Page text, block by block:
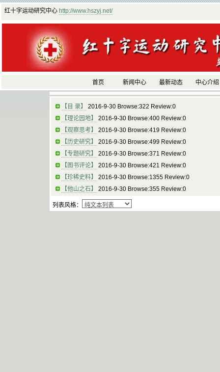
红十字运动研究中心 http://www.hszyj.net/
首页 新闻中心 最新动态 中心介绍
【目 录】
2016-9-30 Browse:322 Review:0
【理论园地】
2016-9-30 Browse:400 Review:0
【观察思考】
2016-9-30 Browse:419 Review:0
【历史研究】
2016-9-30 Browse:499 Review:0
【专题研究】
2016-9-30 Browse:371 Review:0
【图书评论】
2016-9-30 Browse:421 Review:0
【珍稀史料】
2016-9-30 Browse:1355 Review:0
【他山之石】
2016-9-30 Browse:355 Review:0
列表风格：